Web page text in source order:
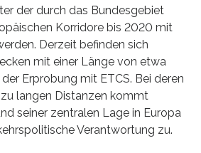
der durch das Bundesgebiet
Korridore bis 2020 mit
Derzeit befinden sich
mit einer Länge von etwa
Erprobung mit ETCS. Bei deren
langen Distanzen kommt
seiner zentralen Lage in Europa
Verantwortung zu.